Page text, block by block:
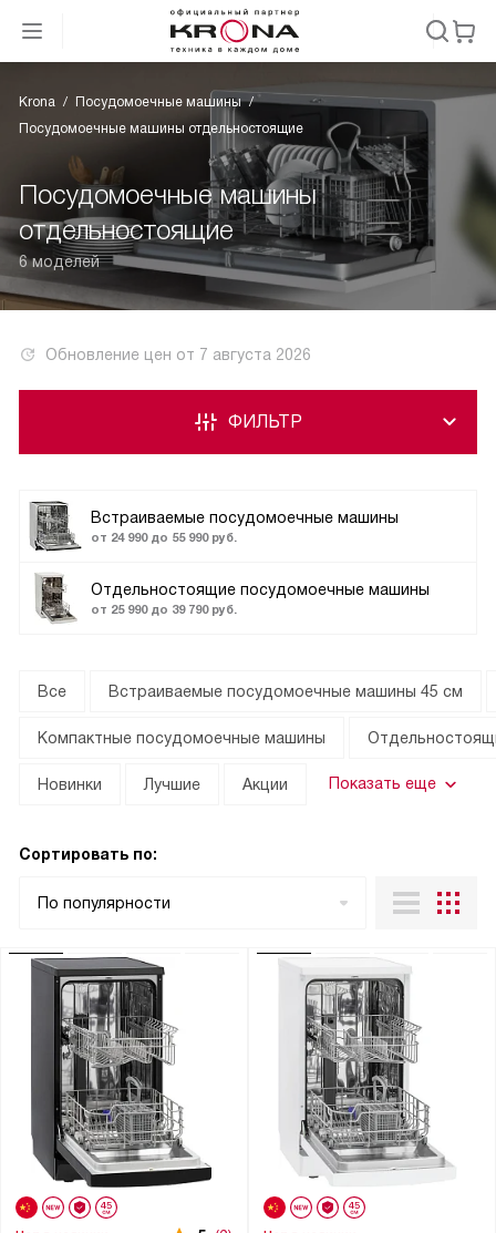
Krona
Посудомоечные машины
Посудомоечные машины отдельностоящие
Посудомоечные машины
отдельностоящие
6 моделей
Обновление цен от 7 августа 2026
Встраиваемые посудомоечные машины
от 24 990 до 55 990 руб.
Отдельностоящие посудомоечные машины
от 25 990 до 39 790 руб.
ФИЛЬТР
Все Встраиваемые посудомоечные машины 45 см
Компактные посудомоечные машины
Новинки Лучшие Акции Показать еще
Сортировать по:
По популярности